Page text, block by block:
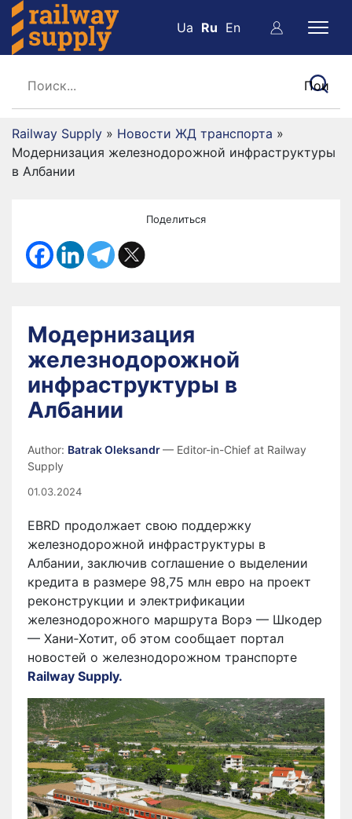
Ua Ru En
Railway Supply » Новости ЖД транспорта »
Модернизация железнодорожной инфраструктуры
в Албании
Поделиться
Модернизация
железнодорожной
инфраструктуры в
Албании
Author: Batrak Oleksandr— Editor-in-Chief at Railway
Supply
01.03.2024
EBRD продолжает свою поддержку
железнодорожной инфраструктуры в
Албании, заключив соглашение о выделении
кредита в размере 98,75 млн евро на проект
реконструкции и электрификации
железнодорожного маршрута Ворэ — Шкодер
— Хани‑Хотит, об этом сообщает портал
новостей о железнодорожном транспорте
Railway Supply.